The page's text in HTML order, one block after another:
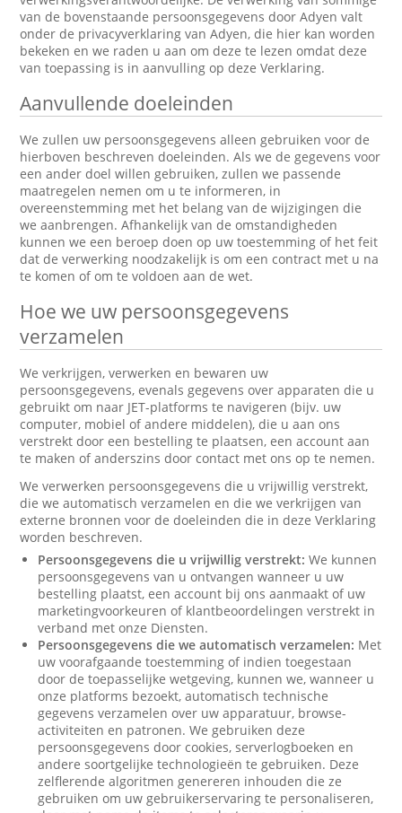
van de bovenstaande persoonsgegevens door Adyen valt
onder de privacyverklaring van Adyen, die hier kan worden
bekeken en we raden u aan om deze te lezen omdat deze
van toepassing is in aanvulling op deze Verklaring.
Aanvullende doeleinden
We zullen uw persoonsgegevens alleen gebruiken voor de
hierboven beschreven doeleinden. Als we de gegevens voor
een ander doel willen gebruiken, zullen we passende
maatregelen nemen om u te informeren, in
overeenstemming met het belang van de wijzigingen die
we aanbrengen. Afhankelijk van de omstandigheden
kunnen we een beroep doen op uw toestemming of het feit
dat de verwerking noodzakelijk is om een contract met u na
te komen of om te voldoen aan de wet.
Hoe we uw persoonsgegevens
verzamelen
We verkrijgen, verwerken en bewaren uw
persoonsgegevens, evenals gegevens over apparaten die u
gebruikt om naar JET-platforms te navigeren (bijv. uw
computer, mobiel of andere middelen), die u aan ons
verstrekt door een bestelling te plaatsen, een account aan
te maken of anderszins door contact met ons op te nemen.
We verwerken persoonsgegevens die u vrijwillig verstrekt,
die we automatisch verzamelen en die we verkrijgen van
externe bronnen voor de doeleinden die in deze Verklaring
worden beschreven.
Persoonsgegevens die u vrijwillig verstrekt: We kunnen
persoonsgegevens van u ontvangen wanneer u uw
bestelling plaatst, een account bij ons aanmaakt of uw
marketingvoorkeuren of klantbeoordelingen verstrekt in
verband met onze Diensten.
Persoonsgegevens die we automatisch verzamelen: Met
uw voorafgaande toestemming of indien toegestaan
door de toepasselijke wetgeving, kunnen we, wanneer u
onze platforms bezoekt, automatisch technische
gegevens verzamelen over uw apparatuur, browse-
activiteiten en patronen. We gebruiken deze
persoonsgegevens door cookies, serverlogboeken en
andere soortgelijke technologieën te gebruiken. Deze
zelflerende algoritmen genereren inhouden die ze
gebruiken om uw gebruikerservaring te personaliseren,